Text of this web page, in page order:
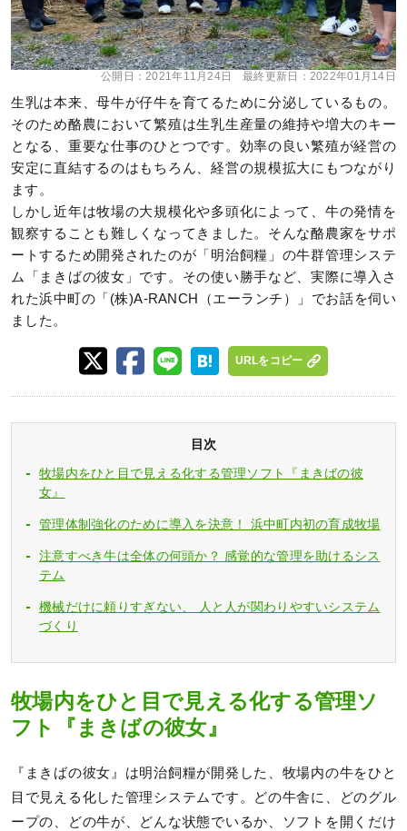
公開日：2021年11月24日 最終更新日： 2022年01月14日
生乳は本来、母牛が仔牛を育てるために分泌しているもの。
そのため酪農において繁殖は生乳生産量の維持や増大のキー
となる、重要な仕事のひとつです。効率の良い繁殖が経営の
安定に直結するのはもちろん、経営の規模拡大にもつながり
ます。
しかし近年は牧場の大規模化や多頭化によって、牛の発情を
観察することも難しくなってきました。そんな酪農家をサポ
ートするため開発されたのが「明治飼糧」の牛群管理システ
ム「まきばの彼女」です。その使い勝手など、実際に導入さ
れた浜中町の「(株)A-RANCH（エーランチ）」でお話を伺い
ました。
URLをコピー
目次
牧場内をひと目で見える化する管理ソフト『まきばの彼
女』
管理体制強化のために導入を決意！ 浜中町内初の育成牧場
注意すべき牛は全体の何頭か？ 感覚的な管理を助けるシス
テム
機械だけに頼りすぎない、 人と人が関わりやすいシステム
づくり
牧場内をひと目で見える化する管理ソ
フト『まきばの彼女』
『まきばの彼女』は明治飼糧が開発した、牧場内の牛をひと
目で見える化した管理システムです。どの牛舎に、どのグル
ープの、どの牛が、どんな状態でいるか、ソフトを開くだけ